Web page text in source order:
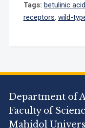
Tags: betulinic acid
receptors, wild-
Department of
Faculty of
Mahidol